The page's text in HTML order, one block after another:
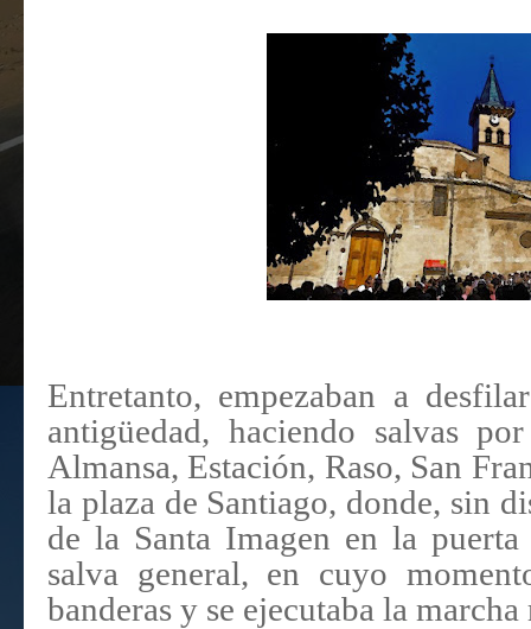
Entretanto, empezaban a
antigüedad, haciendo salvas
Almansa, Estación, Raso, San
la plaza de Santiago, donde, sin
de la Santa Imagen en la
salva general, en cuyo
banderas y se ejecutaba la